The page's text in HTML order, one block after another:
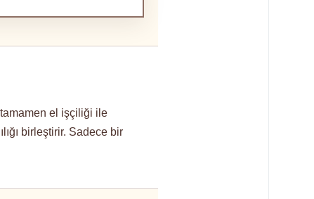
el işçiliği ile
birleştirir. Sadece bir